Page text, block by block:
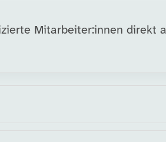
Mitarbeiter:innen direkt